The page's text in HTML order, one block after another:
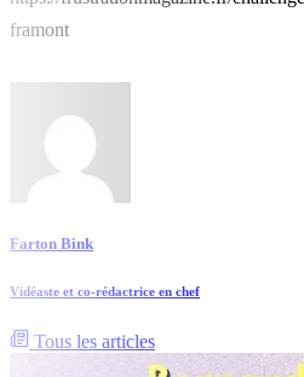
framont
Farton Bink
Vidéaste et co-rédactrice en chef
Tous les articles